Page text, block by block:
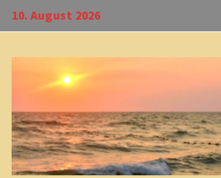
Zum
Inhalt
springen
10. August 2026